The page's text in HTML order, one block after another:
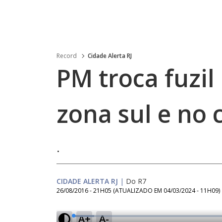
Record Cidade Alerta RJ
PM troca
zona sul e no
.
CIDADE ALERTA RJ | Do R7
26/08/2016 - 21H05 (ATUALIZADO EM 04/03/2024 - 11H09)
A+ A-
L